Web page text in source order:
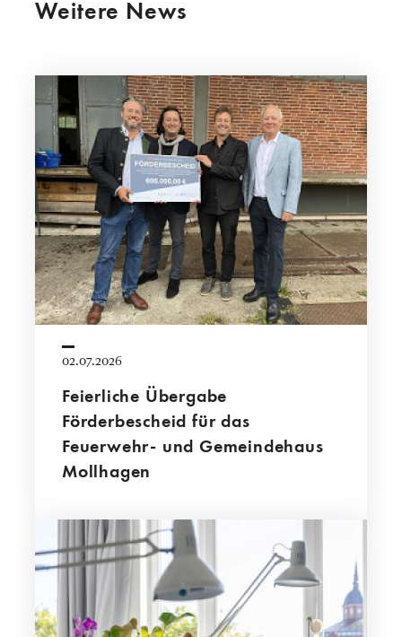
Weitere News
02.07.2026
Feierliche Übergabe
Förderbescheid für das
Feuerwehr- und Gemeindehaus
Mollhagen